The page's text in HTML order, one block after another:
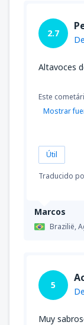
Marcos
Brazilië,
2.7
Altavoces
Este
Mostrar
Útil
Traducido
5
Muy